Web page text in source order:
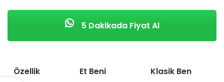
5 Dakikada Fiyat Al
Özellik Et Beni Klasik Ben